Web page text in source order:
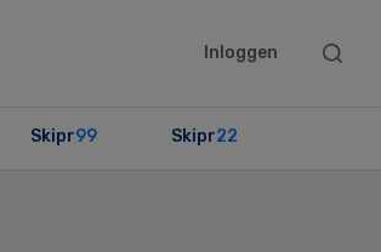
Inloggen
Search
Skipr99 Skipr22